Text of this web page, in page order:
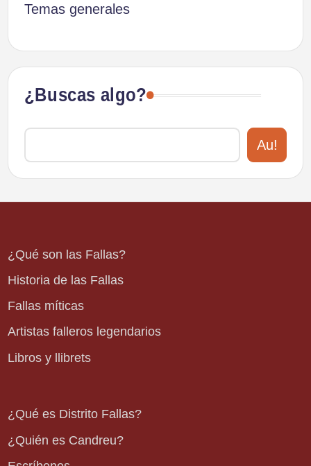
Temas generales
¿Buscas algo?
Au!
¿Qué son las Fallas?
Historia de las Fallas
Fallas míticas
Artistas falleros legendarios
Libros y llibrets
¿Qué es Distrito Fallas?
¿Quién es Candreu?